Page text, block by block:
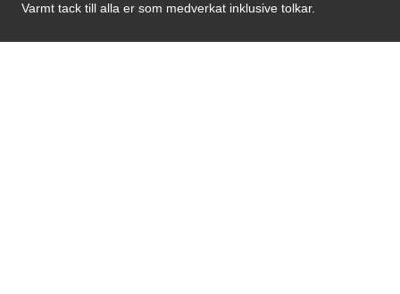
Varmt tack till alla er som medverkat inklusive tolkar.